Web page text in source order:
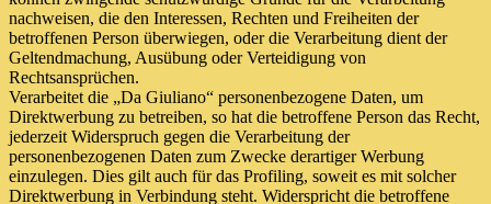
nachweisen, die den Interessen, Rechten und Freiheiten der
betroffenen Person überwiegen, oder die Verarbeitung dient der
Geltendmachung, Ausübung oder Verteidigung von
Rechtsansprüchen.
Verarbeitet die „Da Giuliano“ personenbezogene Daten, um
Direktwerbung zu betreiben, so hat die betroffene Person das Recht,
jederzeit Widerspruch gegen die Verarbeitung der
personenbezogenen Daten zum Zwecke derartiger Werbung
einzulegen. Dies gilt auch für das Profiling, soweit es mit solcher
Direktwerbung in Verbindung steht. Widerspricht die betroffene